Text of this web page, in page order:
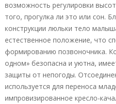
возможность регулировки
того, прогулка ли это или сон.
конструкции люльки тело
естественное положение, что
формированию позвоночника.
одном» безопасна и уютна,
защиты от непогоды.
используется для переноса
импровизированное кресло-